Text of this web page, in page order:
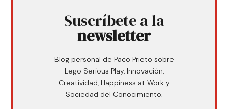
Suscríbete a la
newsletter
Blog personal de Paco Prieto sobre
Lego Serious Play, Innovación,
Creatividad, Happiness at Work y
Sociedad del Conocimiento.